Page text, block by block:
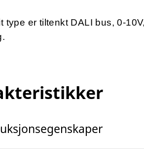
type er tiltenkt DALI bus, 0-